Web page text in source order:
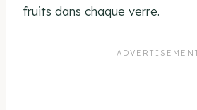
fruits dans chaque verre.